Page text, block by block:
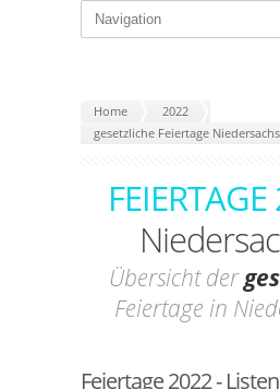
Home
2022
gesetzliche Feiertage
Übersicht der
Feiertage in
Feiertage 2022 -